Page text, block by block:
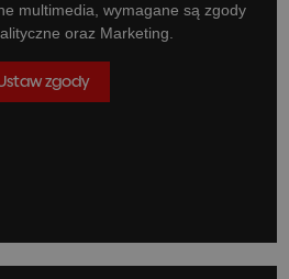
multimedia, wymagane są zgody
oraz Marketing.
zgody